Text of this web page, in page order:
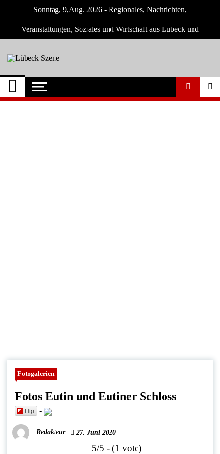
content
Sonntag, 9,Aug. 2026 - Regionales, Nachrichten,
Veranstaltungen, Soziales und Wirtschaft aus Lübeck und
Lübeck Szene
Neuigkeiten und Nachrichten aus Lübeck
und Umgebeung
Fotogalerien
Fotos Eutin und Eutiner Schloss
Flip -
Redakteur 27. Juni 2020
5/5 - (1 vote)